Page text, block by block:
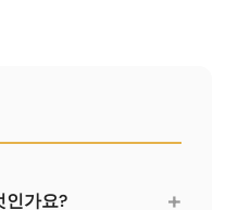
인가요? +